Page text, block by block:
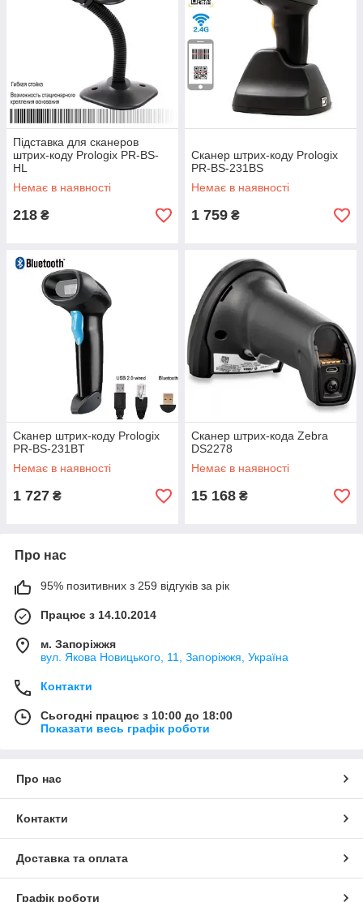
Підставка для сканеров
штрих-коду Prologix PR-BS-
HL
Немає в наявності
218 ₴
Сканер штрих-коду Prologix
PR-BS-231BS
Немає в наявності
1 759 ₴
Сканер штрих-коду Prologix
PR-BS-231BT
Немає в наявності
1 727 ₴
Сканер штрих-кода Zebra
DS2278
Немає в наявності
15 168 ₴
Про нас
95% позитивних з 259 відгуків за рік
Працює з 14.10.2014
м. Запоріжжя
вул. Якова Новицького, 11, Запоріжжя, Україна
Контакти
Сьогодні працює з 10:00 до 18:00
Показати весь графік роботи
Про нас
Контакти
Доставка та оплата
Графік роботи